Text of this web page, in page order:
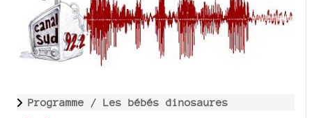
Programme / Les bébés dinosaures